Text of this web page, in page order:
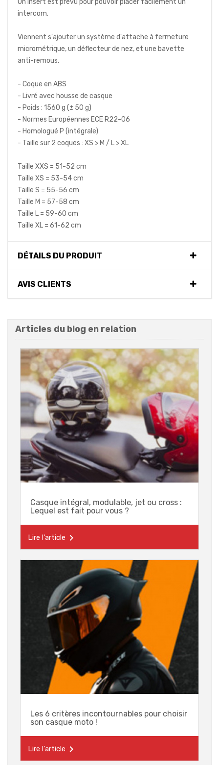
Un insert est prévu pour pouvoir placer facilement un
intercom.
Viennent s'ajouter un système d'attache à fermeture
micrométrique, un déflecteur de nez, et une bavette
anti-remous.
- Coque en ABS
- Livré avec housse de casque
- Poids : 1560 g (± 50 g)
- Normes Européennes ECE R22-06
- Homologué P (intégrale)
- Taille sur 2 coques : XS > M / L > XL
Taille XXS = 51-52 cm
Taille XS = 53-54 cm
Taille S = 55-56 cm
Taille M = 57-58 cm
Taille L = 59-60 cm
Taille XL = 61-62 cm
DÉTAILS DU PRODUIT
AVIS CLIENTS
Articles du blog en relation
Casque intégral, modulable, jet ou cross :
Lequel est fait pour vous ?
Lire l'article 
Les 6 critères incontournables pour choisir
son casque moto !
Lire l'article 